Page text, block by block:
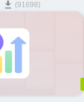
(91698)